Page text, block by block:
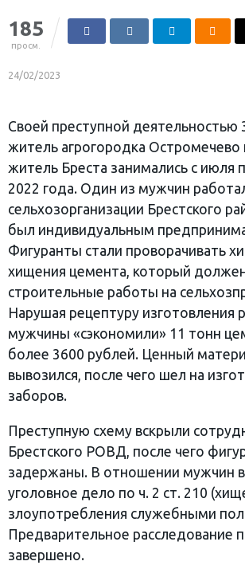
185
просм.
24/02/2023
Своей преступной деятельностью
житель агрогородка Остромечево
житель Бреста занимались с июля
2022 года. Один из мужчин
сельхозорганизации Брестского
был индивидуальным
Фигуранты стали проворачивать
хищения цемента, который
строительные работы на
Нарушая рецептуру изготовления
мужчины «сэкономили» 11 тонн
более 3600 рублей. Ценный
вывозился, после чего шел на
заборов.
Преступную схему вскрыли
Брестского РОВД, после чего
задержаны. В отношении мужчин
уголовное дело по ч. 2 ст. 210
злоупотребления служебными
Предварительное расследование
завершено.